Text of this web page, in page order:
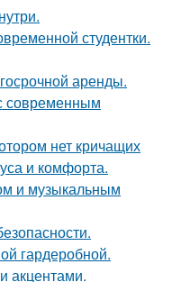
студентки.
аренды.
современным
нет кричащих
и комфорта.
и музыкальным
гардеробной.
акцентами.